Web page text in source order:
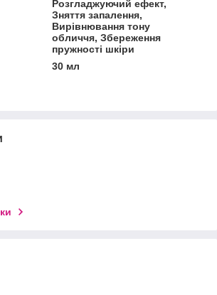
Розгладжуючий ефект,
Зняття запалення,
Вирівнювання тону
обличчя, Збереження
пружності шкіри
30 мл